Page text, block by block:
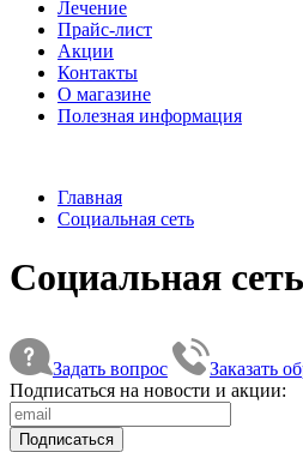
Лечение
Прайс-лист
Акции
Контакты
О магазине
Полезная информация
Главная
Социальная сеть
Социальная сеть
Задать вопрос Заказать
Подписаться на новости и акции:
Подписаться